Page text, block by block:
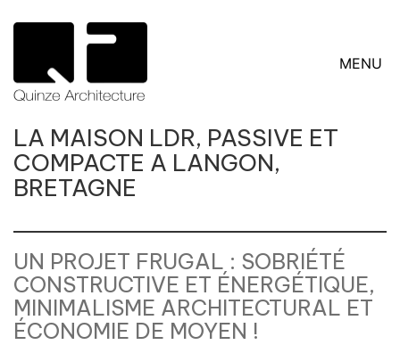
MENU
LA MAISON LDR, PASSIVE ET
COMPACTE A LANGON,
BRETAGNE
UN PROJET FRUGAL : SOBRIÉTÉ
CONSTRUCTIVE ET ÉNERGÉTIQUE,
MINIMALISME ARCHITECTURAL ET
ÉCONOMIE DE MOYEN !